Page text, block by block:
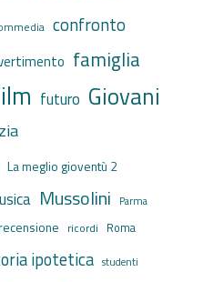
confronto
famiglia
futuro Giovani
La meglio gioventù 2
Mussolini Parma
ricordi Roma
ipotetica studenti